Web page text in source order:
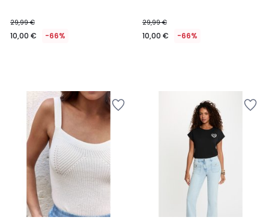
29,99 €
10,00 € -66%
29,99 €
10,00 € -66%